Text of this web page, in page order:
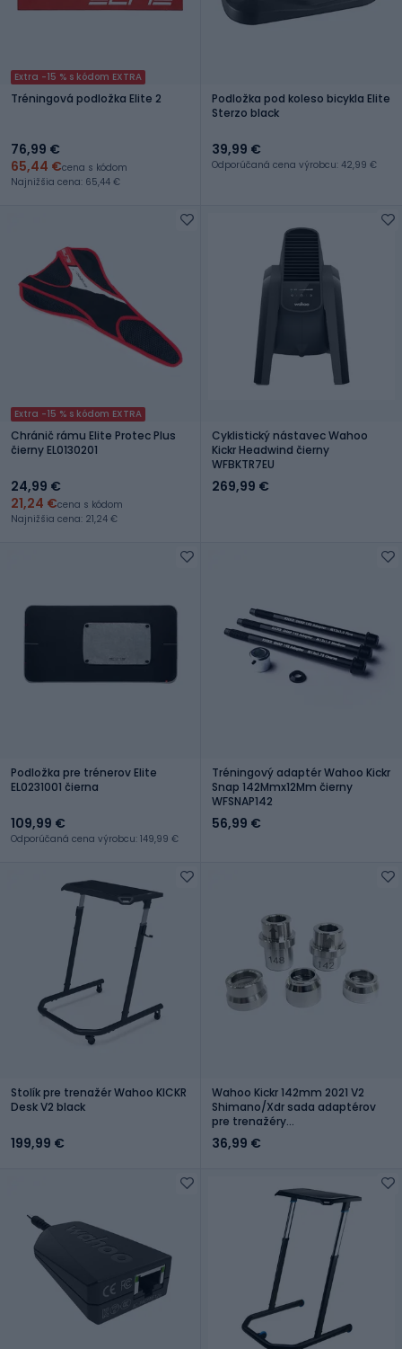
Extra -15 % s kódom EXTRA
Tréningová podložka Elite 2
76,99 €
65,44 €cena s kódom
Najnižšia cena: 65,44 €
Podložka pod koleso bicykla Elite
Sterzo black
39,99 €
Odporúčaná cena výrobcu: 42,99 €
Extra -15 % s kódom EXTRA
Chránič rámu Elite Protec Plus
čierny EL0130201
24,99 €
21,24 €cena s kódom
Najnižšia cena: 21,24 €
Cyklistický nástavec Wahoo
Kickr Headwind čierny
WFBKTR7EU
269,99 €
Podložka pre trénerov Elite
EL0231001 čierna
109,99 €
Odporúčaná cena výrobcu: 149,99 €
Tréningový adaptér Wahoo Kickr
Snap 142Mmx12Mm čierny
WFSNAP142
56,99 €
Stolík pre trenažér Wahoo KICKR
Desk V2 black
199,99 €
Wahoo Kickr 142mm 2021 V2
Shimano/Xdr sada adaptérov
pre trenažéry
WFKICKRTHRUAXLEKIT
36,99 €